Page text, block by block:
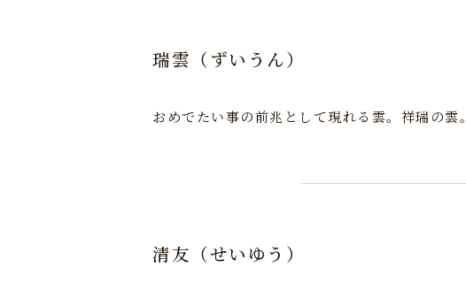
瑞雲（ずいうん）
おめでたい事の前兆として現れる雲。祥瑞の雲。
清友（せいゆう）